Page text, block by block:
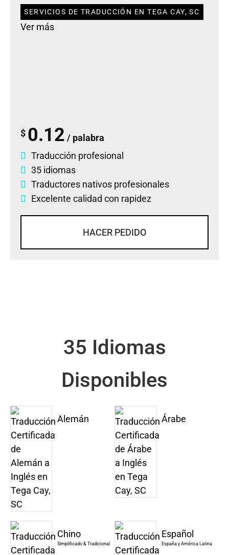
SERVICIOS DE TRADUCCIÓN EN TEGA CAY, SC
Ver más
$ 0.12 / palabra
Traducción profesional
35 idiomas
Traductores nativos profesionales
Excelente calidad con rapidez
HACER PEDIDO
35 Idiomas
Disponibles
Alemán Árabe
Chino
Simplificado & Tradicional
Español
España y América Latina